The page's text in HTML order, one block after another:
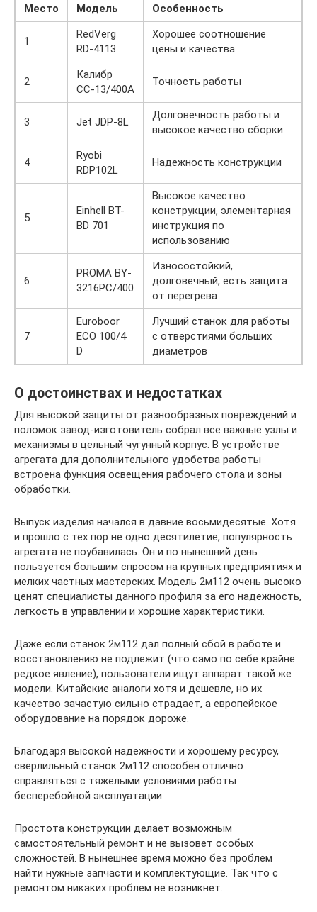
Место Модель Особенность
1
RedVerg
RD-4113
Хорошее соотношение
цены и качества
2
Калибр
СС-13/400А
Точность работы
3 Jet JDP-8L
Долговечность работы и
высокое качество сборки
4
Ryobi
RDP102L
Надежность конструкции
5
Einhell BT-
BD 701
Высокое качество
конструкции, элементарная
инструкция по
использованию
6
PROMA BY-
3216PC/400
Износостойкий,
долговечный, есть защита
от перегрева
7
Euroboor
ECO 100/4
D
Лучший станок для работы
с отверстиями больших
диаметров
О достоинствах и недостатках
Для высокой защиты от разнообразных повреждений и
поломок завод-изготовитель собрал все важные узлы и
механизмы в цельный чугунный корпус. В устройстве
агрегата для дополнительного удобства работы
встроена функция освещения рабочего стола и зоны
обработки.
Выпуск изделия начался в давние восьмидесятые. Хотя
и прошло с тех пор не одно десятилетие, популярность
агрегата не поубавилась. Он и по нынешний день
пользуется большим спросом на крупных предприятиях и
мелких частных мастерских. Модель 2м112 очень высоко
ценят специалисты данного профиля за его надежность,
легкость в управлении и хорошие характеристики.
Даже если станок 2м112 дал полный сбой в работе и
восстановлению не подлежит (что само по себе крайне
редкое явление), пользователи ищут аппарат такой же
модели. Китайские аналоги хотя и дешевле, но их
качество зачастую сильно страдает, а европейское
оборудование на порядок дороже.
Благодаря высокой надежности и хорошему ресурсу,
сверлильный станок 2м112 способен отлично
справляться с тяжелыми условиями работы
бесперебойной эксплуатации.
Простота конструкции делает возможным
самостоятельный ремонт и не вызовет особых
сложностей. В нынешнее время можно без проблем
найти нужные запчасти и комплектующие. Так что с
ремонтом никаких проблем не возникнет.